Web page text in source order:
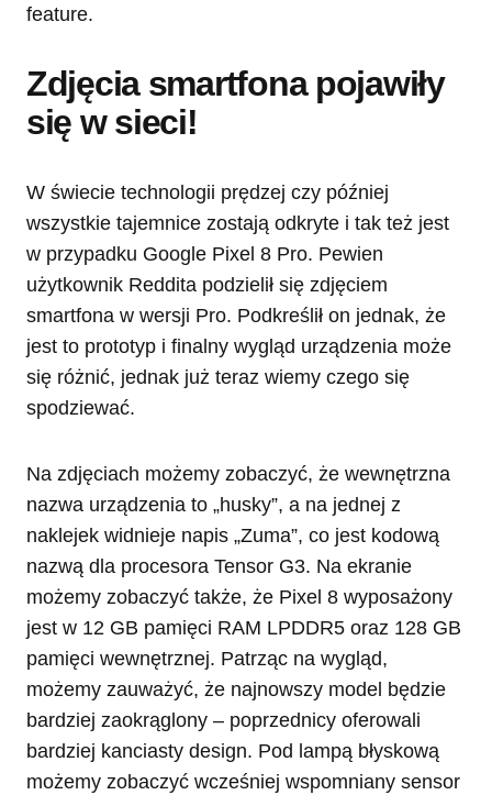
feature.
Zdjęcia smartfona pojawiły
się w sieci!
W świecie technologii prędzej czy później
wszystkie tajemnice zostają odkryte i tak też jest
w przypadku Google Pixel 8 Pro. Pewien
użytkownik Reddita podzielił się zdjęciem
smartfona w wersji Pro. Podkreślił on jednak, że
jest to prototyp i finalny wygląd urządzenia może
się różnić, jednak już teraz wiemy czego się
spodziewać.
Na zdjęciach możemy zobaczyć, że wewnętrzna
nazwa urządzenia to „husky”, a na jednej z
naklejek widnieje napis „Zuma”, co jest kodową
nazwą dla procesora Tensor G3. Na ekranie
możemy zobaczyć także, że Pixel 8 wyposażony
jest w 12 GB pamięci RAM LPDDR5 oraz 128 GB
pamięci wewnętrznej. Patrząc na wygląd,
możemy zauważyć, że najnowszy model będzie
bardziej zaokrąglony – poprzednicy oferowali
bardziej kanciasty design. Pod lampą błyskową
możemy zobaczyć wcześniej wspomniany sensor